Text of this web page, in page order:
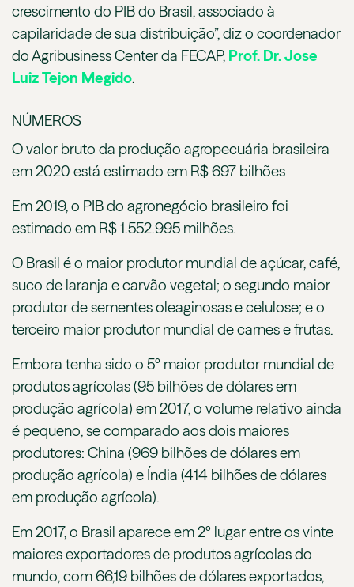
crescimento do PIB do Brasil, associado à
capilaridade de sua distribuição”, diz o coordenador
do Agribusiness Center da FECAP, Prof. Dr. Jose
Luiz Tejon Megido.
NÚMEROS
O valor bruto da produção agropecuária brasileira
em 2020 está estimado em R$ 697 bilhões
Em 2019, o PIB do agronegócio brasileiro foi
estimado em R$ 1.552.995 milhões.
O Brasil é o maior produtor mundial de açúcar, café,
suco de laranja e carvão vegetal; o segundo maior
produtor de sementes oleaginosas e celulose; e o
terceiro maior produtor mundial de carnes e frutas.
Embora tenha sido o 5º maior produtor mundial de
produtos agrícolas (95 bilhões de dólares em
produção agrícola) em 2017, o volume relativo ainda
é pequeno, se comparado aos dois maiores
produtores: China (969 bilhões de dólares em
produção agrícola) e Índia (414 bilhões de dólares
em produção agrícola).
Em 2017, o Brasil aparece em 2º lugar entre os vinte
maiores exportadores de produtos agrícolas do
mundo, com 66,19 bilhões de dólares exportados,